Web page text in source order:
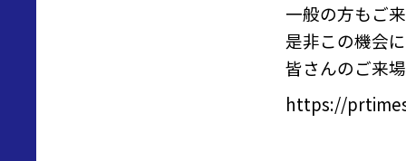
一般の方もご
是非この機会
皆さんのご来
https://